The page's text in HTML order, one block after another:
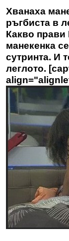
Хванаха
ръгбиста в
Какво
манекенка
сутринта. И
леглото.